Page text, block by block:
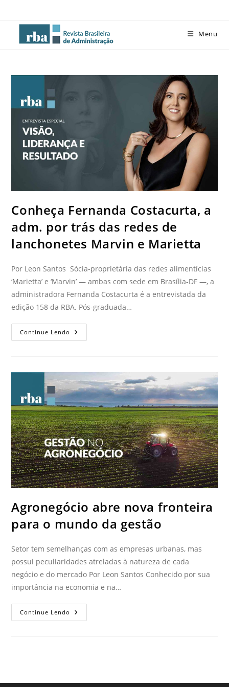
Menu
Conheça Fernanda Costacurta, a
adm. por trás das redes de
lanchonetes Marvin e Marietta
Por Leon Santos Sócia-proprietária das redes alimentícias
‘Marietta’ e ‘Marvin’ — ambas com sede em Brasília-DF —, a
administradora Fernanda Costacurta é a entrevistada da
edição 158 da RBA. Pós-graduada…
Continue Lendo
Agronegócio abre nova fronteira
para o mundo da gestão
Setor tem semelhanças com as empresas urbanas, mas
possui peculiaridades atreladas à natureza de cada
negócio e do mercado Por Leon Santos Conhecido por sua
importância na economia e na…
Continue Lendo